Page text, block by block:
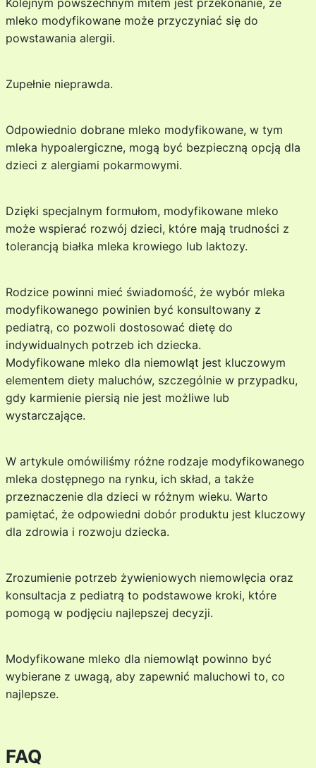
Kolejnym powszechnym mitem jest przekonanie, że
mleko modyfikowane może przyczyniać się do
powstawania alergii.
Zupełnie nieprawda.
Odpowiednio dobrane mleko modyfikowane, w tym
mleka hypoalergiczne, mogą być bezpieczną opcją dla
dzieci z alergiami pokarmowymi.
Dzięki specjalnym formułom, modyfikowane mleko
może wspierać rozwój dzieci, które mają trudności z
tolerancją białka mleka krowiego lub laktozy.
Rodzice powinni mieć świadomość, że wybór mleka
modyfikowanego powinien być konsultowany z
pediatrą, co pozwoli dostosować dietę do
indywidualnych potrzeb ich dziecka.
Modyfikowane mleko dla niemowląt jest kluczowym
elementem diety maluchów, szczególnie w przypadku,
gdy karmienie piersią nie jest możliwe lub
wystarczające.
W artykule omówiliśmy różne rodzaje modyfikowanego
mleka dostępnego na rynku, ich skład, a także
przeznaczenie dla dzieci w różnym wieku. Warto
pamiętać, że odpowiedni dobór produktu jest kluczowy
dla zdrowia i rozwoju dziecka.
Zrozumienie potrzeb żywieniowych niemowlęcia oraz
konsultacja z pediatrą to podstawowe kroki, które
pomogą w podjęciu najlepszej decyzji.
Modyfikowane mleko dla niemowląt powinno być
wybierane z uwagą, aby zapewnić maluchowi to, co
najlepsze.
FAQ